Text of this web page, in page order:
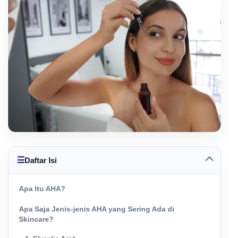
☰Daftar Isi
Apa Itu AHA?
Apa Saja Jenis-jenis AHA yang Sering Ada di
Skincare?